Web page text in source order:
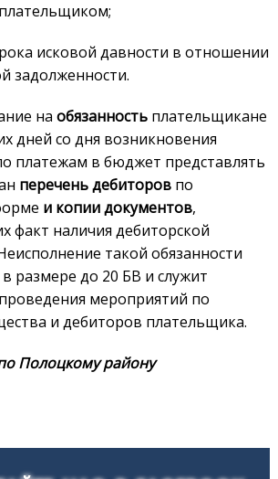
исковой давности в отношении
задолженности.
на обязанностьплательщикане
дней со дня возникновения
платежам в бюджет представлять
перечень дебиторовпо
и копии документов,
факт наличия дебиторской
такой обязанности
размере до 20 БВ и служит
мероприятий по
и дебиторов плательщика.
Полоцкому району